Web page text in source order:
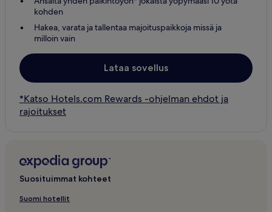
kohden
Hakea, varata ja tallentaa majoituspaikkoja missä ja
milloin vain
Lataa sovellus
*Katso Hotels.com Rewards -ohjelman ehdot ja
rajoitukset
Suosituimmat kohteet
Suomi hotellit